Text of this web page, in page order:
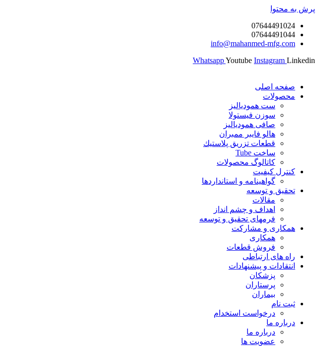
پرش به محتوا
07644491024
07644491044
info@mahanmed-mfg.com
WhatsappYoutube Instagram Linkedin
صفحه اصلی
محصولات
ست همودیالیز
سوزن فیستولا
صافی همودیالیز
هالو فایبر ممبران
قطعات تزريق پلاستيك
ساخت Tube
کاتالوگ محصولات
کنترل کیفیت
گواهينامه و استانداردها
تحقيق و توسعه
مقالات
اهداف و چشم انداز
فرمهای تحقیق و توسعه
همکاری و مشارکت
همکاری
فروش قطعات
راه های ارتباطی
انتقادات و پيشنهادات
پزشكان
پرستاران
بيماران
ثبت نام
درخواست استخدام
درباره ما
درباره ما
عضویت ها